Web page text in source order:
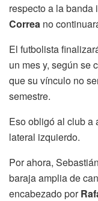
respecto a la banda
Correa no
El futbolista
un mes y, según se
que su vínculo no
semestre.
Eso obligó al club a
lateral izquierdo.
Por ahora,
baraja amplia de
encabezado por